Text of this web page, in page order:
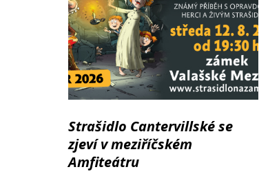
Strašidlo Cantervillské se
zjeví v meziříčském
Amfiteátru